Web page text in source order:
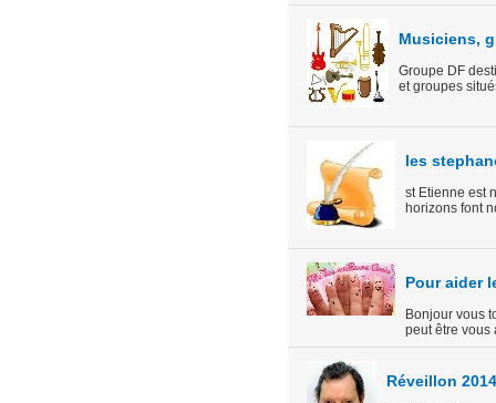
Musiciens,
Groupe DF
et groupes
les
st Etienne est
horizons font
Pour aider
Bonjour vous
peut être vous
Réveillon